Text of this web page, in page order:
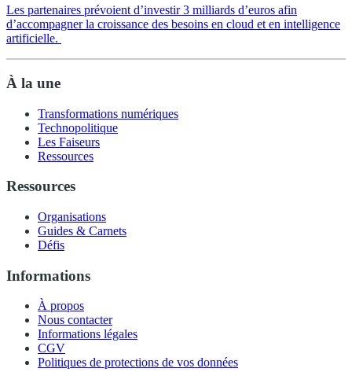
Les partenaires prévoient d’investir 3 milliards d’euros afin
d’accompagner la croissance des besoins en cloud et en intelligence
artificielle.
À la une
Transformations numériques
Technopolitique
Les Faiseurs
Ressources
Ressources
Organisations
Guides & Carnets
Défis
Informations
À propos
Nous contacter
Informations légales
CGV
Politiques de protections de vos données